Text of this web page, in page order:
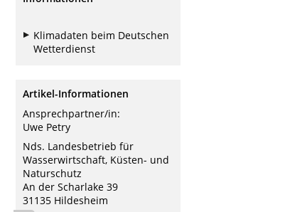
Klimadaten beim Deutschen
Wetterdienst
Artikel-Informationen
Ansprechpartner/in:
Uwe Petry
Nds. Landesbetrieb für
Wasserwirtschaft, Küsten- und
Naturschutz
An der Scharlake 39
31135 Hildesheim